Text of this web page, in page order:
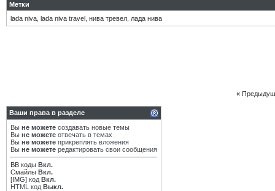
Метки
lada niva lada niva travel нива тревел лада нива
«
Ваши права в разделе
Вы не можете создавать новые темы
Вы не можете отвечать в темах
Вы не можете прикреплять вложения
Вы не можете редактировать свои сообщения
BB коды Вкл.
Смайлы Вкл.
[IMG] код Вкл.
HTML код Выкл.